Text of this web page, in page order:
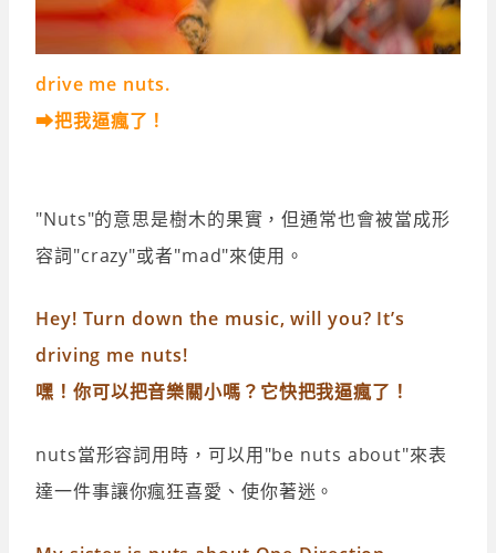
drive me nuts.
➡把我逼瘋了！
"Nuts"的意思是樹木的果實，但通常也會被當成形
容詞"crazy"或者"mad"來使用。
Hey! Turn down the music, will you? It’s
driving me nuts!
嘿！你可以把音樂關小嗎？它快把我逼瘋了！
nuts當形容詞用時，可以用"be nuts about"來表
達一件事讓你瘋狂喜愛、使你著迷。